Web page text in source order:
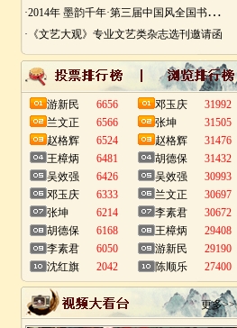
·
2014年 墨韵千年·第三届中国风全国书画艺术迎春作品展 南昌展
·《文艺大观》专业文艺类杂志选刊邀请函
游新民
6656
兰文正
6566
赵格辉
6524
王樟炳
6481
吴效强
6426
邓玉庆
6333
张坤
6214
胡德保
6168
李素君
6050
沈红旗
2042
邓玉庆
31992
张坤
31505
赵格辉
31476
胡德保
31432
吴效强
30993
兰文正
30697
李素君
30672
王樟炳
29408
游新民
29190
陈顺乐
27400
更多>>